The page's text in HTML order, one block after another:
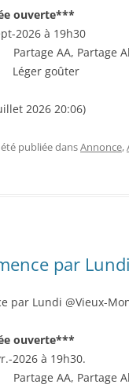
ouverte***
2026 à 19h30
AA, Partage
goûter
2026 20:06)
publiée dansAnnonce,
par
par Lundi @Vieux-
ouverte***
2026 à 19h30.
AA, Partage